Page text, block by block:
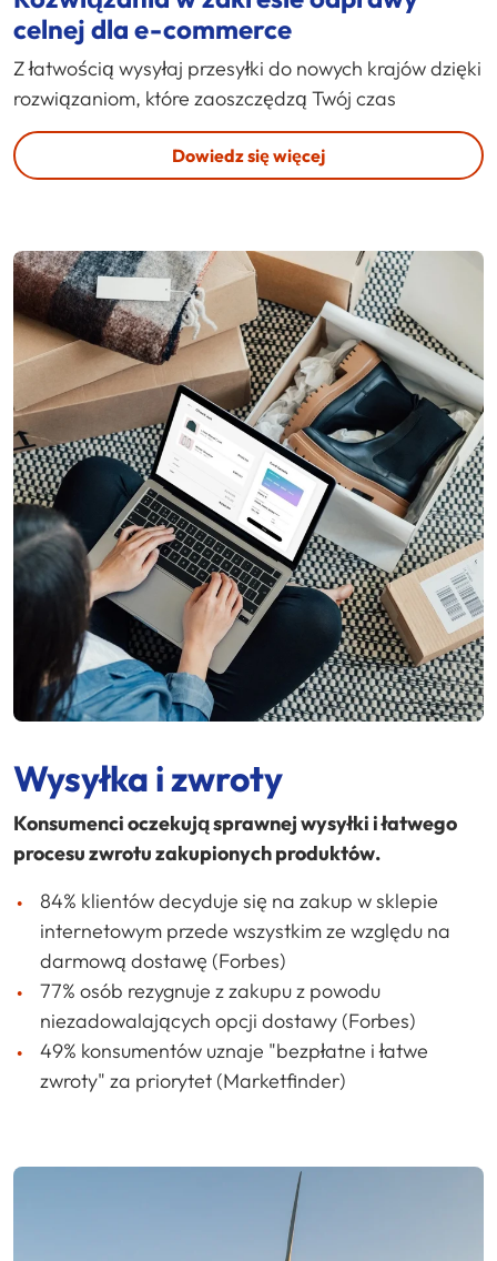
celnej dla e-commerce
Z łatwością wysyłaj przesyłki do nowych krajów dzięki
rozwiązaniom, które zaoszczędzą Twój czas
Dowiedz się więcej
Wysyłka i zwroty
Konsumenci oczekują sprawnej wysyłki i łatwego
procesu zwrotu zakupionych produktów.
84% klientów decyduje się na zakup w sklepie
internetowym przede wszystkim ze względu na
darmową dostawę (Forbes)
77% osób rezygnuje z zakupu z powodu
niezadowalających opcji dostawy (Forbes)
49% konsumentów uznaje "bezpłatne i łatwe
zwroty" za priorytet (Marketfinder)